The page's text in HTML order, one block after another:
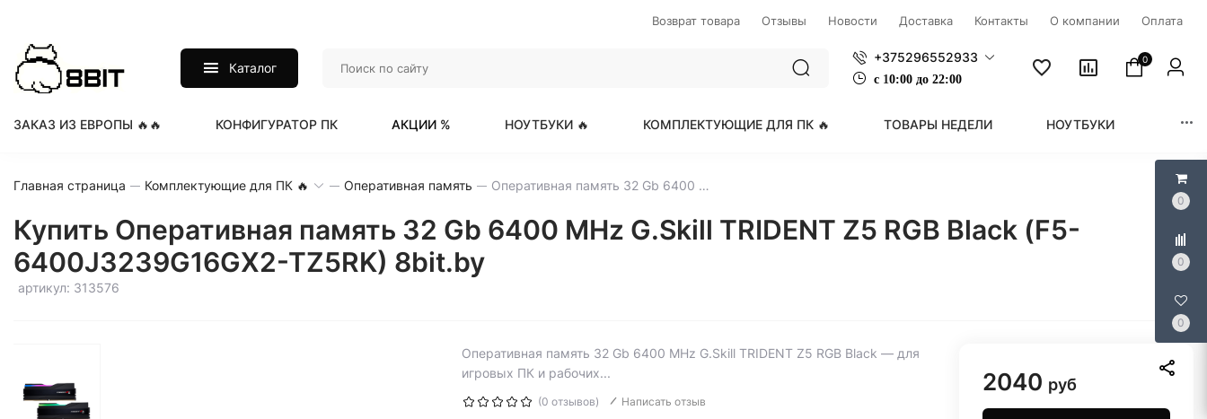
0
0
0
Возврат товара Отзывы Новости Доставка Контакты О компании Оплата
Каталог
+375296552933
с 1 0:00 до 22:00
0
ЗАКАЗ ИЗ ЕВРОПЫ 🔥🔥 КОНФИГУРАТОР ПК АКЦИИ % НОУТБУКИ 🔥 КОМПЛЕКТУЮЩИЕ ДЛЯ ПК 🔥 ТОВАРЫ НЕДЕЛИ НОУТБУКИ
Главная страница Комплектующие для ПК 🔥 Оперативная память Оперативная память 32 Gb 6400 MHz G.Skill TRIDENT Z5 RGB Black (F5-6400J3239G16GX2-TZ5RK)
Купить Оперативная память 32 Gb 6400 MHz G.Skill TRIDENT Z5 RGB Black (F5-
6400J3239G16GX2-TZ5RK) 8bit.by
артикул: 313576
Оперативная память 32 Gb 6400 MHz G.Skill TRIDENT Z5 RGB Black — для
игровых ПК и рабочих...
(0 отзывов) Написать отзыв
2040 руб